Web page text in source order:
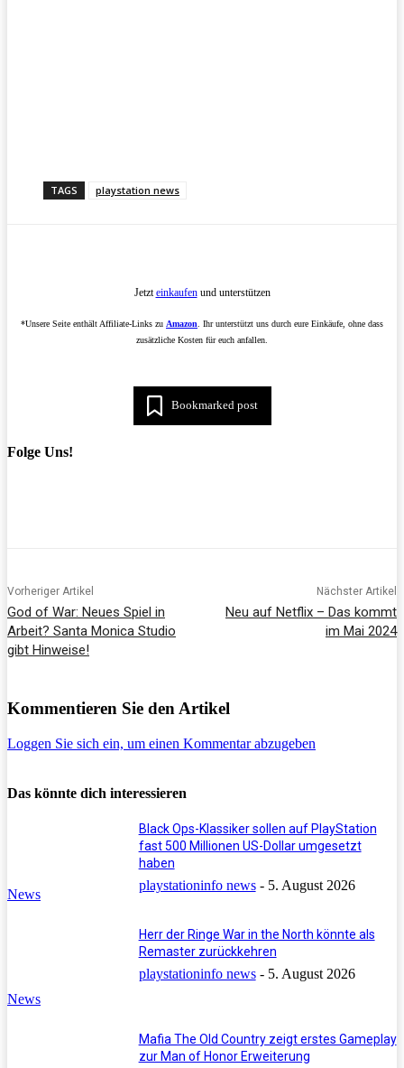
TAGS playstation news
Jetzteinkaufenund unterstützen
*Unsere Seite enthält Affiliate-Links zu Amazon . Ihr unterstützt uns durch eure Einkäufe, ohne dass
zusätzliche Kosten für euch anfallen.
Bookmarked post
Folge Uns!
Vorheriger Artikel
God of War: Neues Spiel in
Arbeit? Santa Monica Studio
gibt Hinweise!
Nächster Artikel
Neu auf Netflix – Das kommt
im Mai 2024
Kommentieren Sie den Artikel
Loggen Sie sich ein, um einen Kommentar abzugeben
Das könnte dich interessieren
News
Black Ops-Klassiker sollen auf PlayStation
fast 500 Millionen US-Dollar umgesetzt
haben
playstationinfo news - 5. August 2026
News
Herr der Ringe War in the North könnte als
Remaster zurückkehren
playstationinfo news - 5. August 2026
Mafia The Old Country zeigt erstes Gameplay
zur Man of Honor Erweiterung